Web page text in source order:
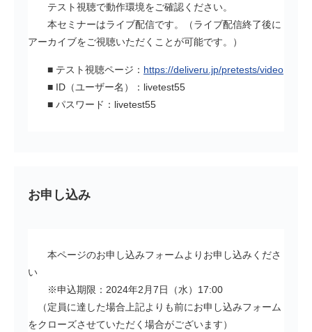
テスト視聴で動作環境をご確認ください。
本セミナーはライブ配信です。（ライブ配信終了後に
アーカイブをご視聴いただくことが可能です。）
■ テスト視聴ページ： https://deliveru.jp/pretests/video
■ ID（ユーザー名）：livetest55
■ パスワード：livetest55
お申し込み
本ページのお申し込みフォームよりお申し込みくださ
い
※申込期限：2024年2月7日（水）17:00
（定員に達した場合上記よりも前にお申し込みフォーム
をクローズさせていただく場合がございます）